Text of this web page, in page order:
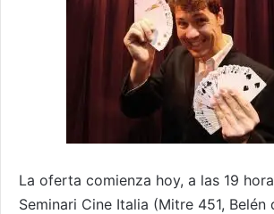
La oferta comienza hoy, a las 19
Seminari Cine Italia (Mitre 451, Belén